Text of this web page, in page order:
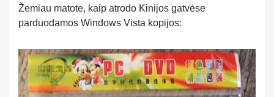
Žemiau matote, kaip atrodo Kinijos gatvėse
parduodamos Windows Vista kopijos: